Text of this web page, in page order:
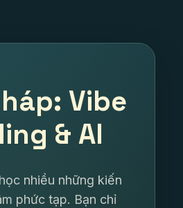
Vibe
& AI
nhiều những kiến
phức tạp. Bạn chỉ